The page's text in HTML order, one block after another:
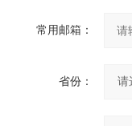
常用邮箱：
省份：